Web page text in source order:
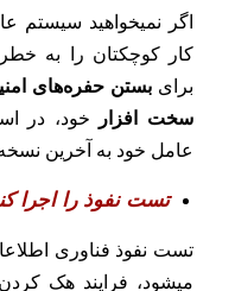
اگر نمیخواهید
کار کوچکتان را به خطر
برای بستن حفره‌های
سخت افزار
خود، در
عامل خود به آخرین
تست نفوذ را اجرا
تست نفوذ فناوری
میشود، فرایند هک